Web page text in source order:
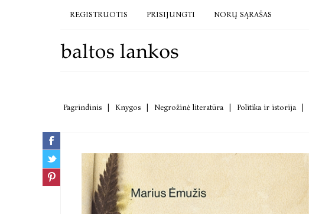
REGISTRUOTIS PRISIJUNGTI NORŲ SĄRAŠAS
Pagrindinis Knygos Negrožinė literatūra Politika ir istorija